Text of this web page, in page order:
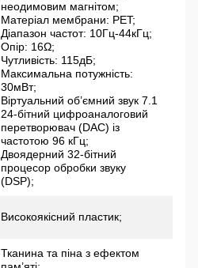
неодимовим магнітом;
Матеріал мембрани: PET;
Діапазон частот: 10Гц-44кГц;
Опір: 16Ω;
Чутливість: 115дБ;
Максимальна потужність:
30мВт;
Віртуальний об’ємний звук 7.1
24-бітний цифроаналоговий
перетворювач (DAC) із
частотою 96 кГц;
Двоядерний 32-бітний
процесор обробки звуку
(DSP);
Високоякісний пластик;
Тканина та піна з ефектом